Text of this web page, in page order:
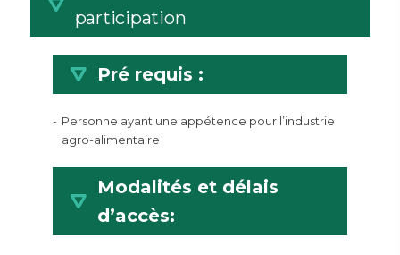
participation
Pré requis :
Personne ayant une appétence pour l’industrie
agro-alimentaire
Modalités et délais
d’accès: